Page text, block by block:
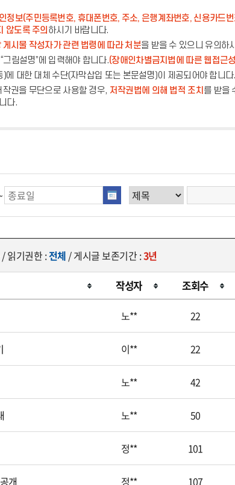
정보(주민등록번호, 휴대폰번호, 주소, 은행계좌번호, 신용카드
않도록 주의 하시기 바랍니다.
시물 작성자가 관련 법령에 따라 처분을 받을 수 있으니 유의하
림설명”에 입력해야 합니다.(장애인차별금지법에 따른 웹접근
에 대한 대체 수단(자막삽입 또는 본문설명)이 제공되어야 합니다.
권을 무단으로 사용할 경우, 저작권법에 의해 법적 조치 를 받을
다.
/ 읽기권한 :전체 / 게시글 보존기간 :3년
작성자 조회수
노** 22
이** 22
노** 42
노** 50
정** 101
개 정** 107